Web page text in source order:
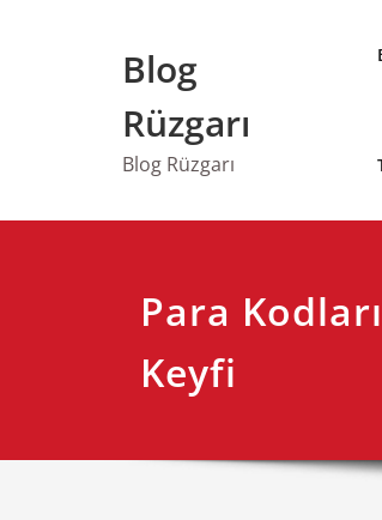
Blog
Rüzgarı
Blog Rüzgarı
Para
Keyfi